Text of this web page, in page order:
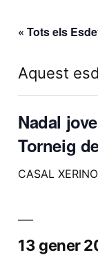
« Tots els
Aquest
Nadal
Torneig
CASAL
13 gener